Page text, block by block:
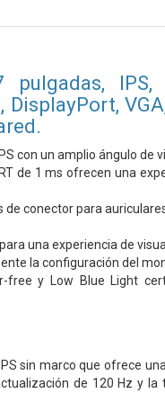
pulgadas,
con un amplio ángulo de
de 1 ms ofrecen una
de conector para
una experiencia de
la configuración del
free y Low Blue Light
sin marco que ofrece
de 120 Hz y